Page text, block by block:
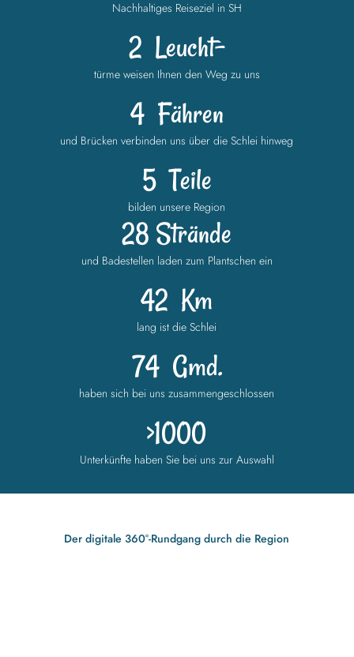
Nachhaltiges Reiseziel in SH
2 Leucht-
türme weisen Ihnen den Weg zu uns
4 Fähren
und Brücken verbinden uns über die Schlei hinweg
5 Teile
bilden unsere Region
28 Strände
und Badestellen laden zum Plantschen ein
42 Km
lang ist die Schlei
74 Gmd.
haben sich bei uns zusammengeschlossen
>1000
Unterkünfte haben Sie bei uns zur Auswahl
Der digitale 360°-Rundgang durch die Region